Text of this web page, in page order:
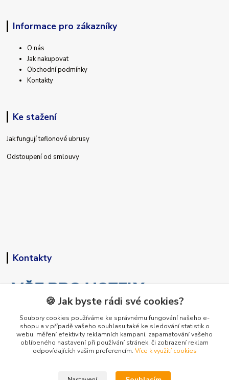
Informace pro zákazníky
O nás
Jak nakupovat
Obchodní podmínky
Kontakty
Ke stažení
Jak fungují teflonové ubrusy
Odstoupení od smlouvy
Kontakty
+420 773 794 023
Pondělí-pátek 9-15 hodin
🍪 Jak byste rádi své cookies?
Soubory cookies používáme ke správnému fungování našeho e-
shopu a v případě vašeho souhlasu také ke sledování statistik o
webu, měření efektivity reklamních kampaní, zapamatování vašeho
oblíbeného nastavení při používání stránek, či zobrazení reklam
odpovídajících vašim preferencím. Více k využití cookies